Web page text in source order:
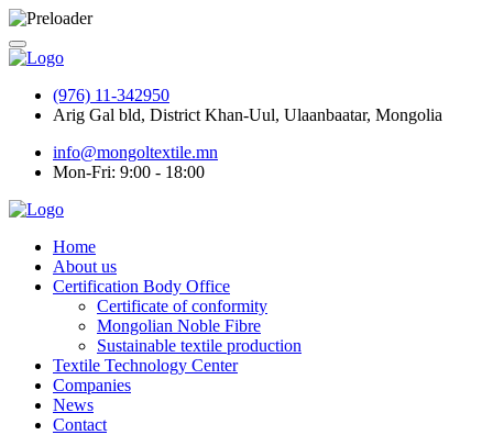
(976) 11-342950
Arig Gal bld, District Khan-Uul, Ulaanbaatar, Mongolia
info@mongoltextile.mn
Mon-Fri: 9:00 - 18:00
Home
About us
Certification Body Office
Certificate of conformity
Mongolian Noble Fibre
Sustainable textile production
Textile Technology Center
Companies
News
Contact